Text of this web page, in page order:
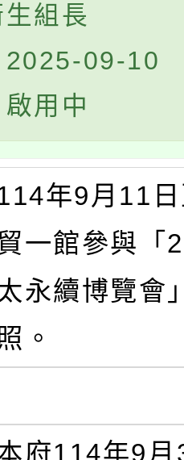
組長
2025-09-10
用中
年9月11
一館參與「
永續博覽會
。
府114年9